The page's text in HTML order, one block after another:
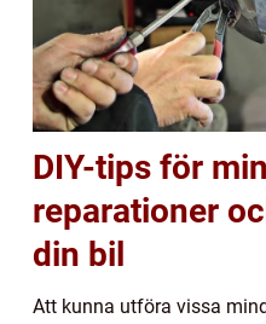
DIY-tips för
reparationer
din bil
Att kunna utföra vissa